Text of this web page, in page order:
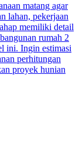
matang agar
lahan, pekerjaan
memiliki detail
rumah 2
ini. Ingin estimasi
perhitungan
proyek hunian